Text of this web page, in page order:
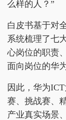
么样的人？”
白皮书基于对
系统梳理了七
心岗位的职责
面向岗位的华
因此，华为
赛、挑战赛、
产业真实场景